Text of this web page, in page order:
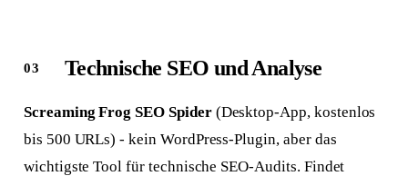
Technische SEO und Analyse
Screaming Frog SEO Spider(Desktop-App, kostenlos
bis 500 URLs) - kein WordPress-Plugin, aber das
wichtigste Tool für technische SEO-Audits. Findet